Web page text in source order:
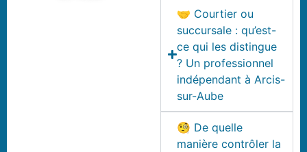
🤝 Courtier ou
succursale : qu’est-
ce qui les distingue
? Un professionnel
indépendant à Arcis-
sur-Aube
🧐 De quelle
manière contrôler la